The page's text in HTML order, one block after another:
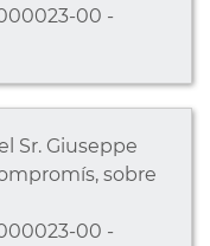
00 -
Sr. Giuseppe
sobre
00 -